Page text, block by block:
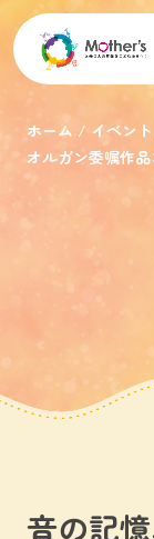
ホーム イベント
オルガン委嘱作
音の記